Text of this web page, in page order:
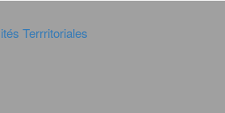
Terrritoriales